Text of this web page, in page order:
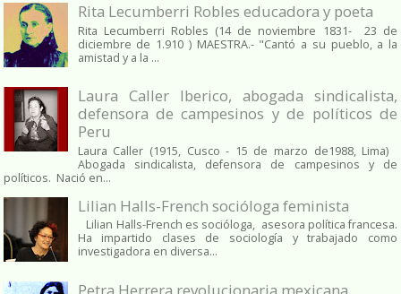
Rita Lecumberri Robles educadora y poeta
Rita Lecumberri Robles (14 de noviembre 1831- 23 de
diciembre de 1.910 ) MAESTRA.- "Cantó a su pueblo, a la
amistad y a la ...
Laura Caller Iberico, abogada sindicalista,
defensora de campesinos y de políticos de
Peru
Laura Caller (1915, Cusco - 15 de marzo de1988, Lima)
Abogada sindicalista, defensora de campesinos y de
políticos. Nació en...
Lilian Halls-French socióloga feminista
Lilian Halls-French es socióloga, asesora política francesa.
Ha impartido clases de sociología y trabajado como
investigadora en diversa...
Petra Herrera revolucionaria mexicana